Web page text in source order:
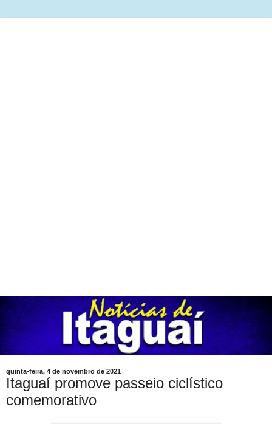
quinta-feira, 4 de novembro de 2021
Itaguaí promove passeio ciclístico
comemorativo